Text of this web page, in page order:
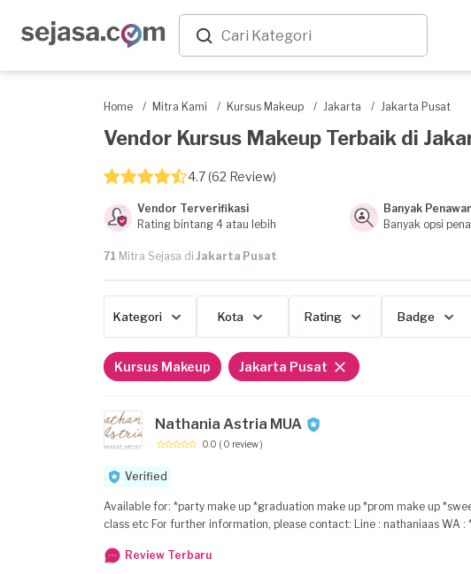
Home / Mitra Kami / Kursus Makeup / Jakarta / Jakarta Pusat
Vendor Kursus Makeup Terbaik di
4.7 (62 Review)
Vendor Terverifikasi
Rating bintang 4 atau lebih
Banyak
Banyak opsi
71 Mitra Sejasa di Jakarta Pusat
Kategori Kota Rating Badge
Kursus Makeup Jakarta Pusat
Nathania Astria MUA
0.0 ( 0 review )
Verified
Available for: *party make up *graduation make up *prom make up
Review Terbaru